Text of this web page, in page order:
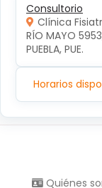
Consultorio
Clínica
RÍO MAYO
PUEBLA, PUE.
Horarios
Quiénes